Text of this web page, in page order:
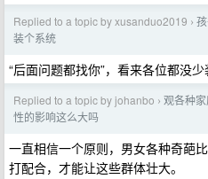
Replied to a topic by xusanduo2019 ›
装个系统
“后面问题都找你”，看来各位都没
Replied to a topic by johanbo › 观各种
性的影响这么大吗
一直相信一个原则，男女各种奇葩
打配合，才能让这些群体壮大。